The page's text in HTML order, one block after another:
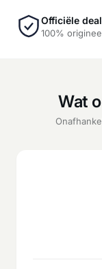
Officiële
100%
Wat